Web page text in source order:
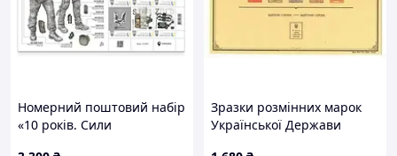
Номерний поштовий набір
«10 років. Сили
Зразки розмінних марок
Української Держави